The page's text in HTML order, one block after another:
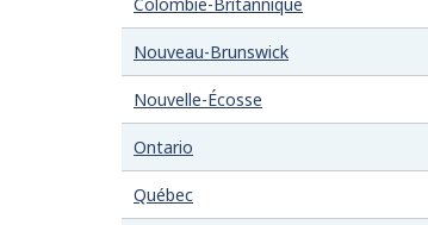
Nouveau-Brunswick
Nouvelle-Écosse
Ontario
Québec
l
a
p
a
g
e